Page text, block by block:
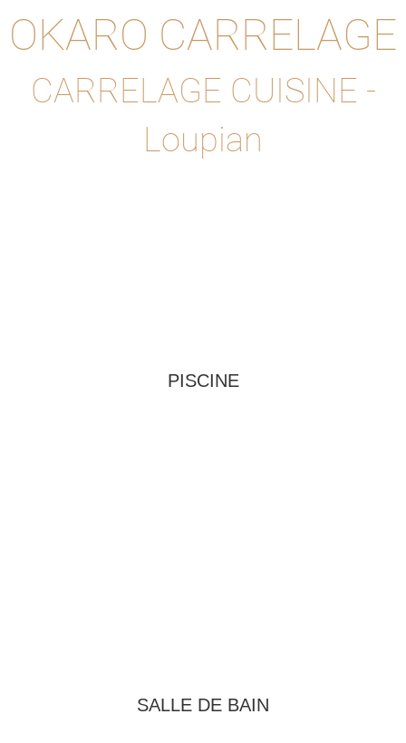
OKARO CARRELAGE
CARRELAGE CUISINE -
Loupian
PISCINE
SALLE DE BAIN